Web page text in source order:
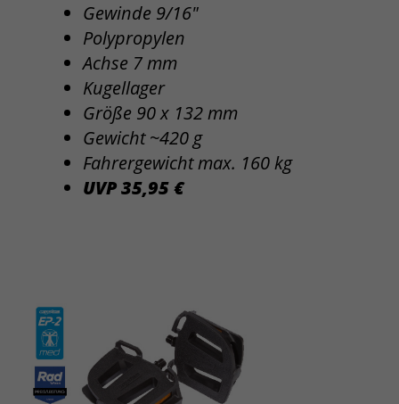
Gewinde 9/16"
Polypropylen
Achse 7 mm
Kugellager
Größe 90 x 132 mm
Gewicht ~420 g
Fahrergewicht max. 160 kg
UVP 35,95 €